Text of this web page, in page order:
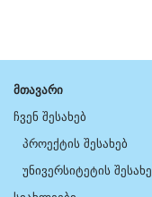
მთავარი
ჩვენ შესახებ
პროექტის შესახებ
უნივერსიტეტის